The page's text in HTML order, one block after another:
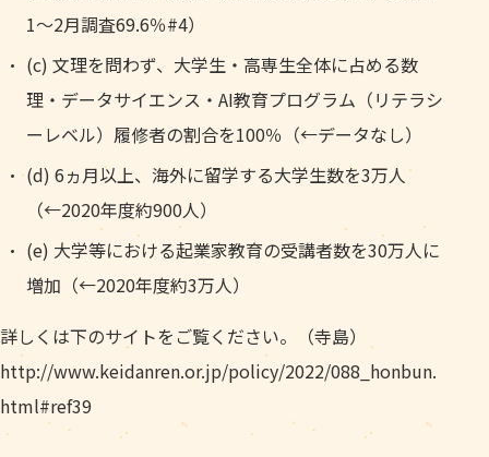
1～2月調査69.6％#4）
(c) 文理を問わず、大学生・高専生全体に占める数
理・データサイエンス・AI教育プログラム（リテラシ
ーレベル）履修者の割合を100％（←データなし）
(d) 6ヵ月以上、海外に留学する大学生数を3万人
（←2020年度約900人）
(e) 大学等における起業家教育の受講者数を30万人に
増加（←2020年度約3万人）
詳しくは下のサイトをご覧ください。（寺島）
http://www.keidanren.or.jp/policy/2022/088_honbun.
html#ref39